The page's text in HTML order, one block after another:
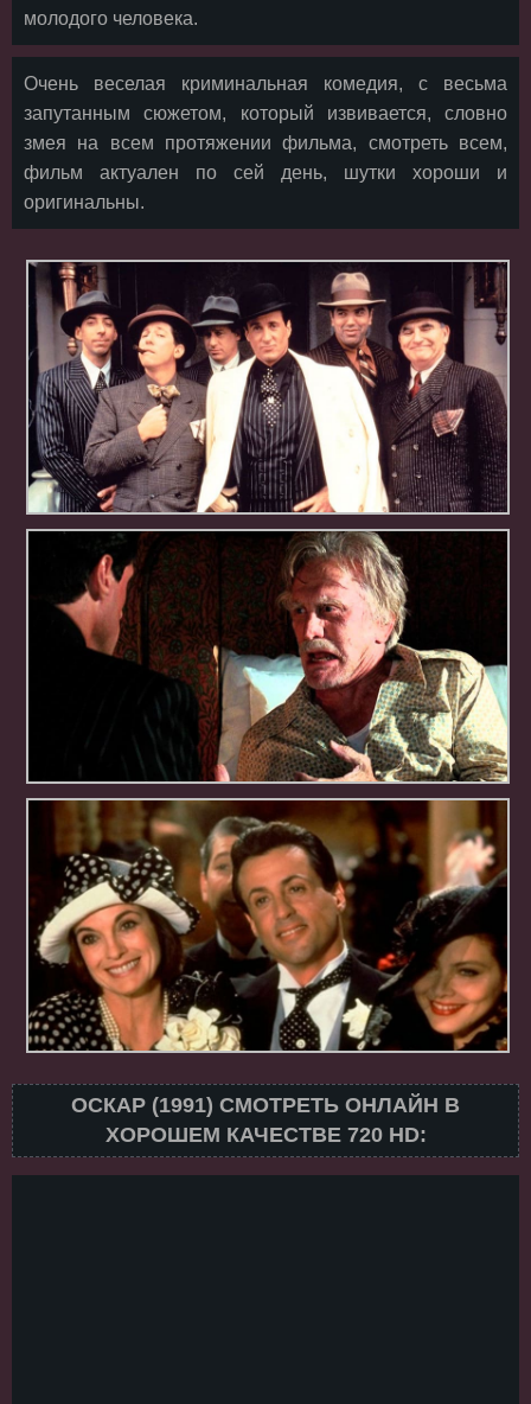
молодого человека.
Очень веселая криминальная комедия, с весьма
запутанным сюжетом, который извивается, словно
змея на всем протяжении фильма, смотреть всем,
фильм актуален по сей день, шутки хороши и
оригинальны.
ОСКАР (1991) СМОТРЕТЬ ОНЛАЙН В
ХОРОШЕМ КАЧЕСТВЕ 720 HD: